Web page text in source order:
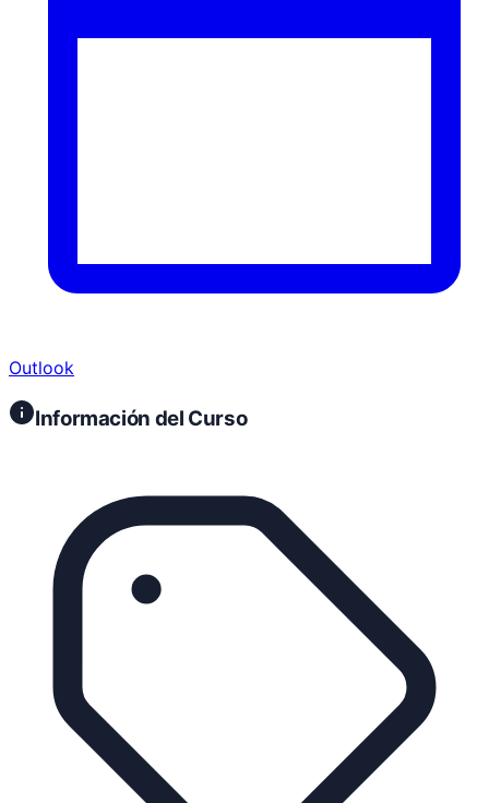
Outlook
Información del Curso